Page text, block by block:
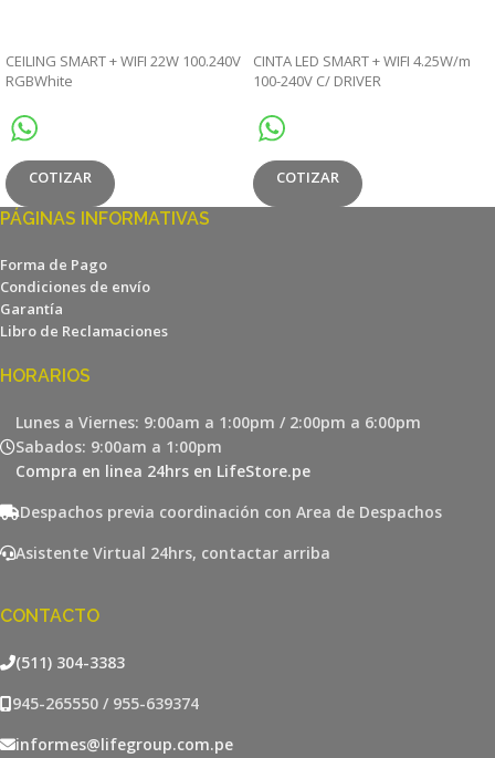
CEILING SMART + WIFI 22W 100.240V
RGBWhite
COTIZAR
CINTA LED SMART + WIFI 4.25W/m
100-240V C/ DRIVER
COTIZAR
PÁGINAS INFORMATIVAS
Forma de Pago
Condiciones de envío
Garantía
Libro de Reclamaciones
HORARIOS
Lunes a Viernes: 9:00am a 1:00pm / 2:00pm a 6:00pm
Sabados: 9:00am a 1:00pm
Compra en linea 24hrs en LifeStore.pe
Despachos previa coordinación con Area de Despachos
Asistente Virtual 24hrs, contactar arriba
CONTACTO
(511) 304-3383
945-265550 / 955-639374
informes@lifegroup.com.pe